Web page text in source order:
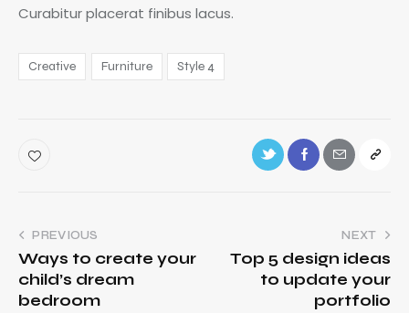
Curabitur placerat finibus lacus.
Creative Furniture Style 4
PREVIOUS
Ways to create your
child’s dream
bedroom
NEXT
Top 5 design ideas
to update your
portfolio